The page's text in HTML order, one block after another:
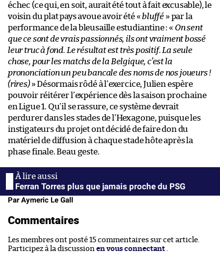
échec (ce qui, en soit, aurait été tout à fait excusable), le
voisin du plat pays avoue avoir été « bluffé » par la
performance de la bleusaille estudiantine : « On sent
que ce sont de vrais passionnés, ils ont vraiment bossé
leur truc à fond. Le résultat est très positif. La seule
chose, pour les matchs de la Belgique, c’est la
prononciation un peu bancale des noms de nos joueurs !
(rires)» Désormais rôdé à l’exercice, Julien espère
pouvoir réitérer l’expérience dès la saison prochaine
en Ligue 1. Qu’il se rassure, ce système devrait
perdurer dans les stades de l’Hexagone, puisque les
instigateurs du projet ont décidé de faire don du
matériel de diffusion à chaque stade hôte après la
phase finale. Beau geste.
Ferran Torres plus que jamais proche du PSG
Par Aymeric Le Gall
Commentaires
Les membres ont posté 15 commentaires sur cet article.
Participez à la discussion en vous connectant